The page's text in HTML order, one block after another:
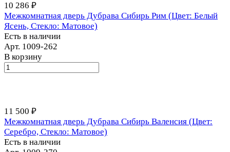
10 286 ₽
Межкомнатная дверь Дубрава Сибирь Рим (Цвет: Белый
Ясень, Стекло: Матовое)
Есть в наличии
Арт. 1009-262
В корзину
11 500 ₽
Межкомнатная дверь Дубрава Сибирь Валенсия (Цвет:
Серебро, Стекло: Матовое)
Есть в наличии